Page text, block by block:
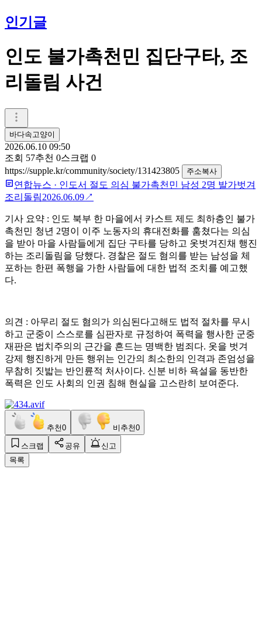
인기글
인도 불가촉천민 집단구타, 조
리돌림 사건
바다속고양이
2026.06.10 09:50
조회 57추천 0스크랩 0
https://supple.kr/community/society/131423805
주소복사
연합뉴스 · 인도서 절도 의심 불가촉천민 남성 2명 발가벗겨
조리돌림2026.06.09↗
기사 요약 : 인도 북부 한 마을에서 카스트 제도 최하층인 불가
촉천민 청년 2명이 이주 노동자의 휴대전화를 훔쳤다는 의심
을 받아 마을 사람들에게 집단 구타를 당하고 옷벗겨진채 행진
하는 조리돌림을 당했다. 경찰은 절도 혐의를 받는 남성을 체
포하는 한편 폭행을 가한 사람들에 대한 법적 조치를 예고했
다.
의견 : 아무리 절도 혐의가 의심된다고해도 법적 절차를 무시
하고 군중이 스스로를 심판자로 규정하여 폭력을 행사한 군중
재판은 법치주의의 근간을 흔드는 명백한 범죄다. 옷을 벗겨
강제 행진하게 만든 행위는 인간의 최소한의 인격과 존엄성을
무참히 짓밟는 반인륜적 처사이다. 신분 비하 욕설을 동반한
폭력은 인도 사회의 인권 침해 현실을 고스란히 보여준다.
추천0 비추천0
스크랩 공유
신고
목록